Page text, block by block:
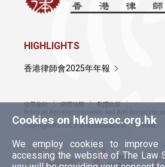
Cookies on hklawsoc.org.hk
We employ cookies to improve
accessing the website of The Law
HIGHLIGHTS
香港律師會2025年年報
使用條款 網頁地圖
私隱政策
Policy on Anti-Discrimination and Anti-Sexual
Copyright © 2026 香港律師會版權所有，不得轉載